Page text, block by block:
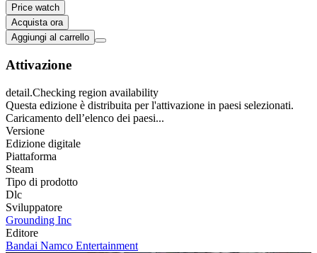
Price watch
Acquista ora
Aggiungi al carrello
Attivazione
detail.Checking region availability
Questa edizione è distribuita per l'attivazione in paesi selezionati.
Caricamento dell’elenco dei paesi...
Versione
Edizione digitale
Piattaforma
Steam
Tipo di prodotto
Dlc
Sviluppatore
Grounding Inc
Editore
Bandai Namco Entertainment